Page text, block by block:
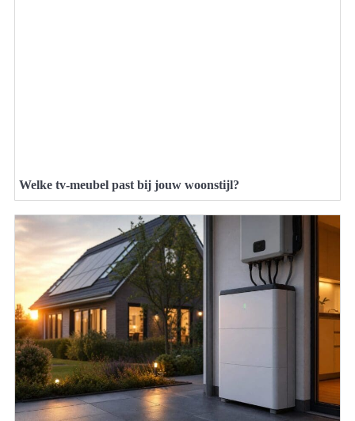
Welke tv-meubel past bij jouw woonstijl?